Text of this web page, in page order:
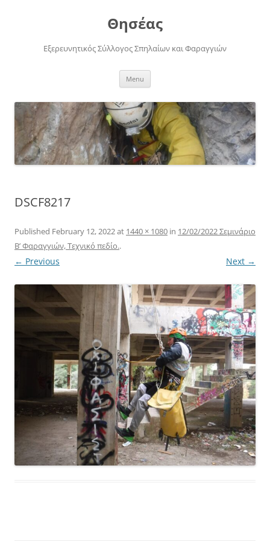
Θησέας
Εξερευνητικός Σύλλογος Σπηλαίων και Φαραγγιών
Menu
DSCF8217
Published February 12, 2022at 1440 × 1080 in 12/02/2022 Σεμινάριο
Β’ Φαραγγιών, Τεχνικό πεδίο..
← Previous Next →